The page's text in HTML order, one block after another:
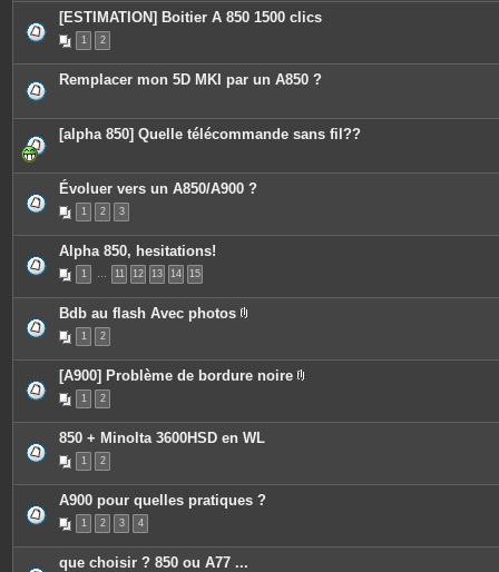
[ESTIMATION] Boitier A 850 1500 clics
1 2
Remplacer mon 5D MKI par un A850 ?
[alpha 850] Quelle télécommande sans fil??
Évoluer vers un A850/A900 ?
1 2 3
Alpha 850, hesitations!
1 … 11 12 13 14 15
Bdb au flash Avec photos
c
e
i
n
s
1 2
[A900] Problème de bordure noire
c
s
1 2
850 + Minolta 3600HSD en WL
1 2
A900 pour quelles pratiques ?
1 2 3 4
que choisir ? 850 ou A77 ...